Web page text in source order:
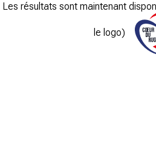
Les résultats sont maintenant
le logo)